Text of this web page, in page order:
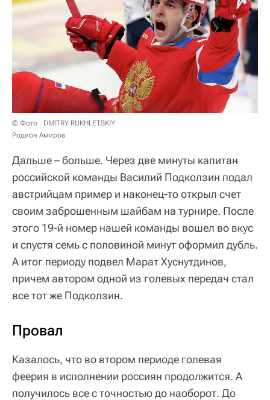
© Фото : DMITRY RUKHLETSKIY
Родион Амиров
Дальше – больше. Через две минуты капитан
российской команды Василий Подколзин подал
австрийцам пример и наконец-то открыл счет
своим заброшенным шайбам на турнире. После
этого 19-й номер нашей команды вошел во вкус
и спустя семь с половиной минут оформил дубль.
А итог периоду подвел Марат Хуснутдинов,
причем автором одной из голевых передач стал
все тот же Подколзин.
Провал
Казалось, что во втором периоде голевая
феерия в исполнении россиян продолжится. А
получилось все с точностью до наоборот. До